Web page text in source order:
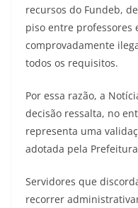
recursos do Fundeb,
piso entre professores
comprovadamente
todos os requisitos.
Por essa razão, a
decisão ressalta, no
representa uma
adotada pela
Servidores que
recorrer